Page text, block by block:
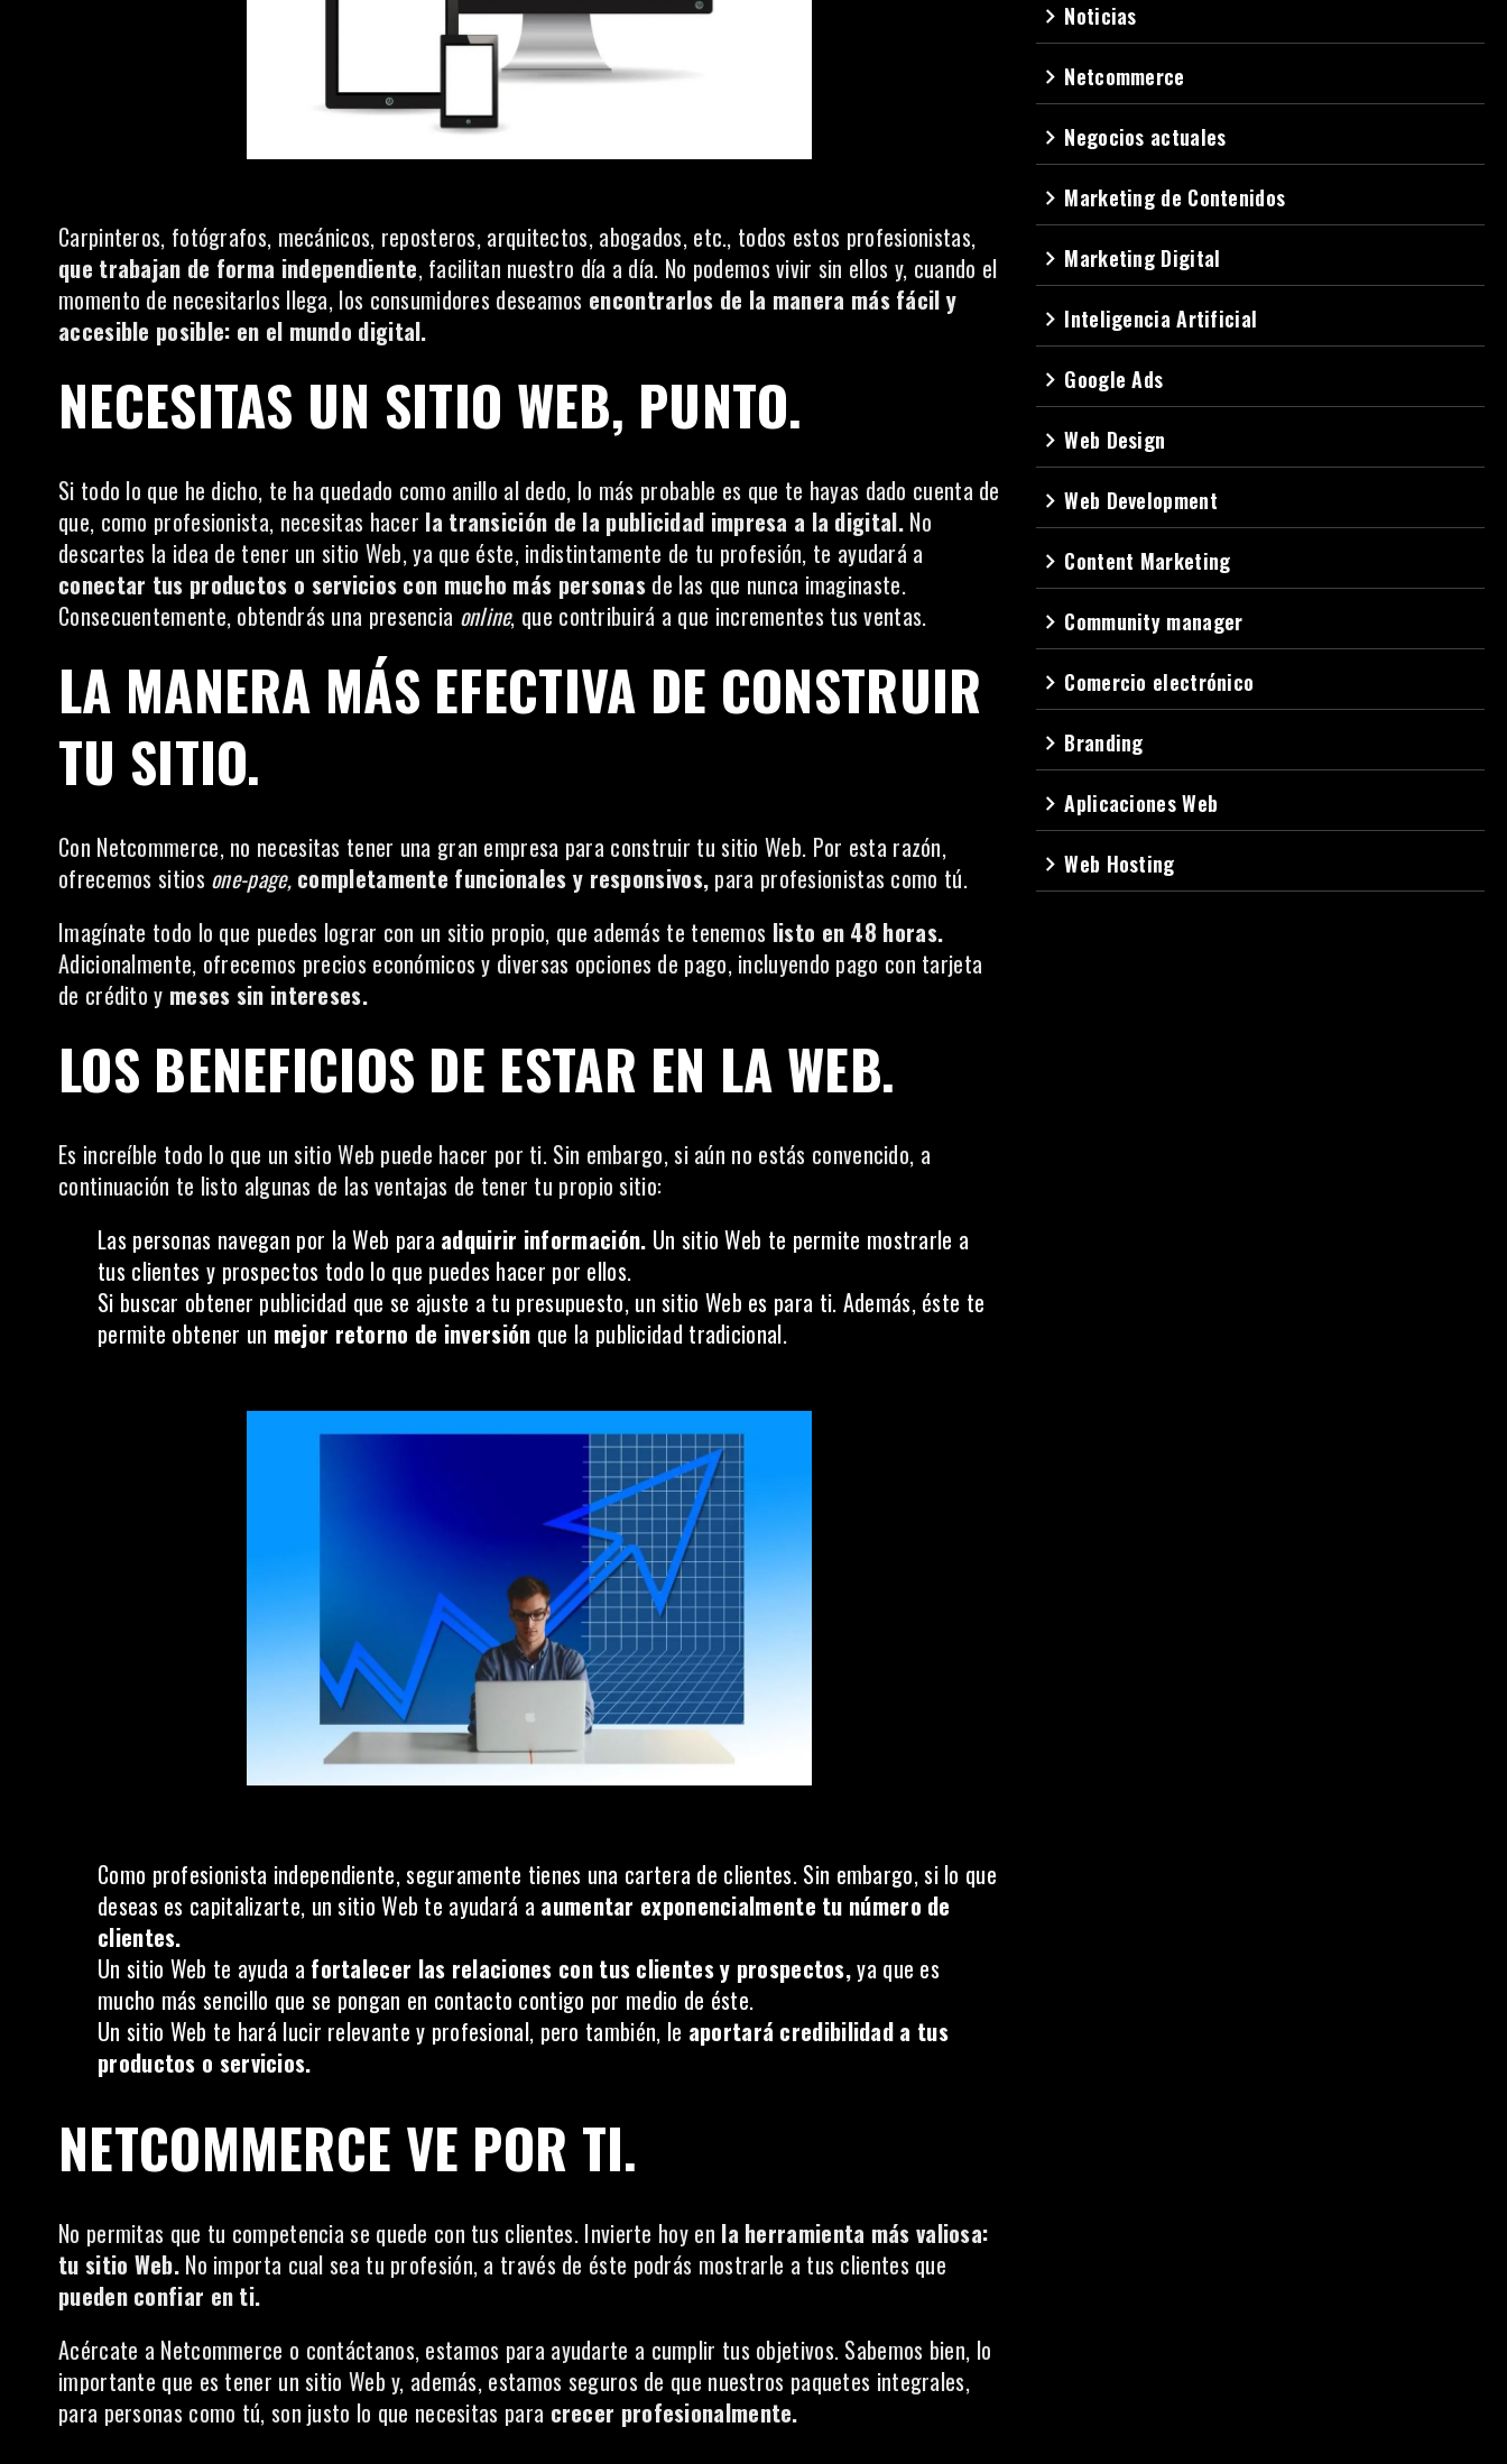
Carpinteros, fotógrafos, mecánicos, reposteros, arquitectos, abogados, etc., todos estos profesionistas,
que trabajan de forma independiente, facilitan nuestro día a día. No podemos vivir sin ellos y, cuando el
momento de necesitarlos llega, los consumidores deseamos encontrarlos de la manera más fácil y
accesible posible: en el mundo digital.
NECESITAS UN SITIO WEB, PUNTO.
Si todo lo que he dicho, te ha quedado como anillo al dedo, lo más probable es que te hayas dado cuenta de
que, como profesionista, necesitas hacer la transición de la publicidad impresa a la digital. No
descartes la idea de tener un sitio Web, ya que éste, indistintamente de tu profesión, te ayudará a
conectar tus productos o servicios con mucho más personas de las que nunca imaginaste.
Consecuentemente, obtendrás una presencia online, que contribuirá a que incrementes tus ventas.
LA MANERA MÁS EFECTIVA DE CONSTRUIR
TU SITIO.
Con Netcommerce, no necesitas tener una gran empresa para construir tu sitio Web. Por esta razón,
ofrecemos sitios one-page, completamente funcionales y responsivos, para profesionistas como tú.
Imagínate todo lo que puedes lograr con un sitio propio, que además te tenemos listo en 48 horas.
Adicionalmente, ofrecemos precios económicos y diversas opciones de pago, incluyendo pago con tarjeta
de crédito y meses sin intereses.
LOS BENEFICIOS DE ESTAR EN LA WEB.
Es increíble todo lo que un sitio Web puede hacer por ti. Sin embargo, si aún no estás convencido, a
continuación te listo algunas de las ventajas de tener tu propio sitio:
Las personas navegan por la Web para adquirir información. Un sitio Web te permite mostrarle a
tus clientes y prospectos todo lo que puedes hacer por ellos.
Si buscar obtener publicidad que se ajuste a tu presupuesto, un sitio Web es para ti. Además, éste te
permite obtener un mejor retorno de inversión que la publicidad tradicional.
Como profesionista independiente, seguramente tienes una cartera de clientes. Sin embargo, si lo que
deseas es capitalizarte, un sitio Web te ayudará a aumentar exponencialmente tu número de
clientes.
Un sitio Web te ayuda afortalecer las relaciones con tus clientes y prospectos,ya que es
mucho más sencillo que se pongan en contacto contigo por medio de éste.
Un sitio Web te hará lucir relevante y profesional, pero también, le aportará credibilidad a tus
productos o servicios.
NETCOMMERCE VE POR TI.
No permitas que tu competencia se quede con tus clientes. Invierte hoy en la herramienta más valiosa:
tu sitio Web.No importa cual sea tu profesión, a través de éste podrás mostrarle a tus clientes que
pueden confiar en ti.
Acércate a Netcommerce o contáctanos, estamos para ayudarte a cumplir tus objetivos. Sabemos bien, lo
importante que es tener un sitio Web y, además, estamos seguros de que nuestros paquetes integrales,
para personas como tú, son justo lo que necesitas para crecer profesionalmente.
navigate_next Noticias
navigate_next Netcommerce
navigate_next Negocios actuales
navigate_next Marketing de Contenidos
navigate_next Marketing Digital
navigate_next Inteligencia Artificial
navigate_next Google Ads
navigate_nextWeb Design
navigate_nextWeb Development
navigate_next Content Marketing
navigate_next Community manager
navigate_next Comercio electrónico
navigate_next Branding
navigate_nextAplicaciones Web
navigate_nextWeb Hosting